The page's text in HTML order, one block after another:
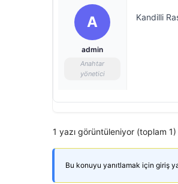
A
admin
Anahtar
yönetici
Kandilli
1 yazı görüntüleniyor (toplam 1)
Bu konuyu yanıtlamak için giriş